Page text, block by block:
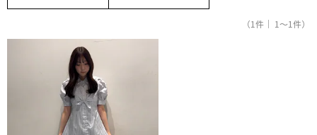
（1件｜ 1～1件）